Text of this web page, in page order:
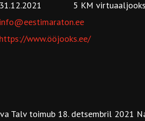
31.12.2021
5 KM virtuaaljooks
info@eestimaraton.ee
https://www.ööjooks.ee/
Talv toimub 18. detsembril 2021